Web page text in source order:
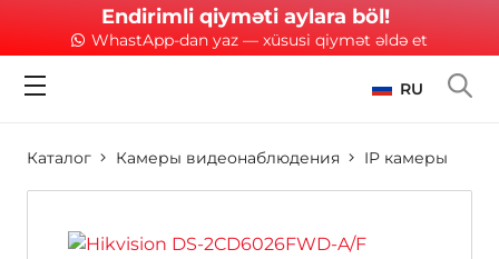
Endirimli qiyməti aylara böl!
WhastApp-dan yaz — xüsusi qiymət əldə et
RU
Каталог Камеры видеонаблюдения IP камеры